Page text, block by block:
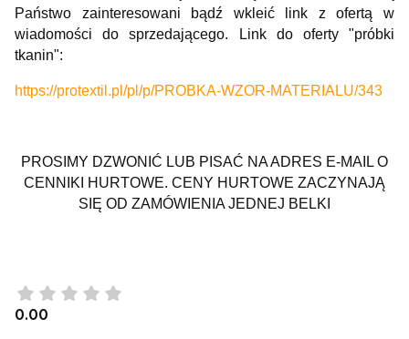
Państwo zainteresowani bądź wkleić link z ofertą w
wiadomości do sprzedającego. Link do oferty "próbki
tkanin":
https://protextil.pl/pl/p/PROBKA-WZOR-MATERIALU/343
PROSIMY DZWONIĆ LUB PISAĆ NA ADRES E-MAIL O
CENNIKI HURTOWE. CENY HURTOWE ZACZYNAJĄ
SIĘ OD ZAMÓWIENIA JEDNEJ BELKI
0.00